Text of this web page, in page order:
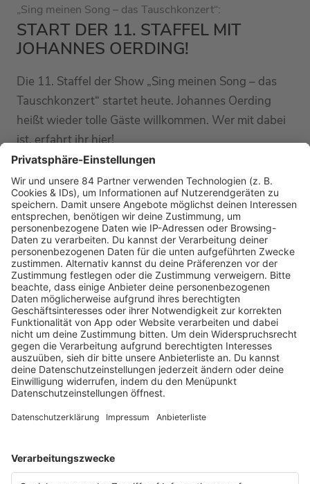
„Sing meinen Song – das Tauschkonzert“:
START DER 11. STAFFEL MIT
JOHANNES OERDING!
Die 11. Staffel der Show „Sing meinen Song – das
Tauschkonzert“ startet heute. Johannes Oerding
heißt wieder tolle Gäste willkommen. Wer mit dabei
ist, erfahrt ihr hier!
MEHR LESEN
HOME
RADIOS
barba radio
Lagerfeuer
Füße hoch
Schmusekatze
Song Contest
Mädelsabend
Ich hasse Sport
Sonntag Morgen